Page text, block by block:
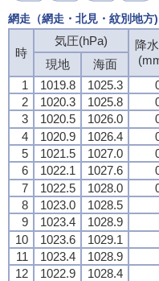
網走（網走・北見・紋別地
時
気圧(hPa)
降
現地
海面
1
1019.8 1025.3
2
1020.3 1025.8
3
1020.5 1026.0
4
1020.9 1026.4
5
1021.5 1027.0
6
1022.1 1027.6
7
1022.5 1028.0
8
1023.0 1028.5
9
1023.4 1028.9
10
1023.6 1029.1
11
1023.4 1028.9
12
1022.9 1028.4